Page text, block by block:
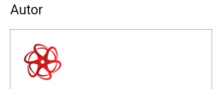
Autor